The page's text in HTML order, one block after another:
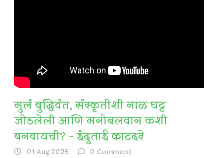
मुलं बुद्धिवंत, संस्कृतीशी नाळ घट्ट
जोडलेली आणि मनोबलवान कशी
बनवायची? – इंदुताई काटदरे
01 Aug 2025 0 Comment